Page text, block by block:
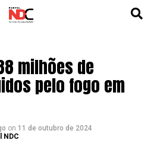
milhões de
pelo fogo em
on 11 de outubro de 2024
NDC